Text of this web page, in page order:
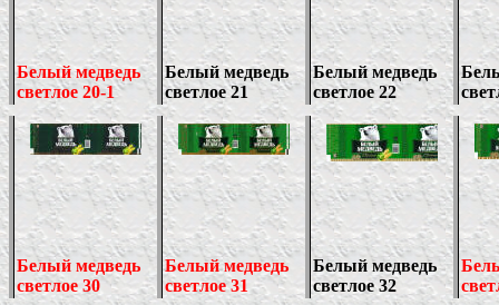
Белый медведь
светлое 20-1
Белый медведь
светлое 21
Белый медведь
светлое 22
Белый медведь
светлое 30
Белый медведь
светлое 31
Белый медведь
светлое 32